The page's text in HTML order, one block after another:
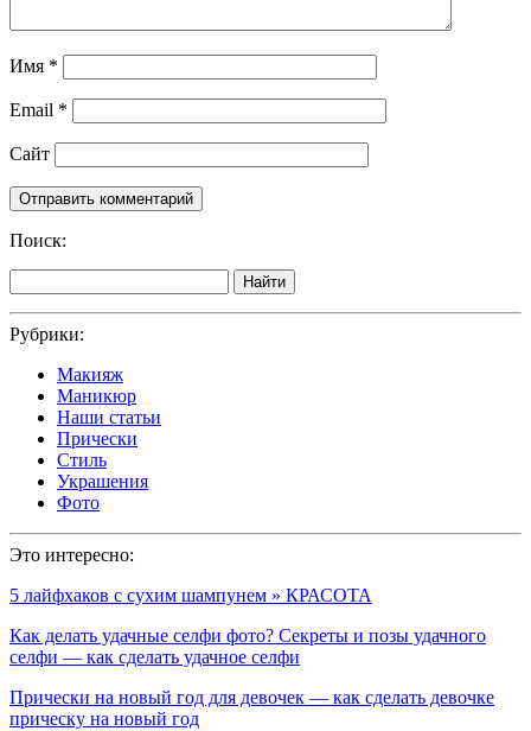
Имя *
Email *
Сайт
Поиск:
Найти
Рубрики:
Макияж
Маникюр
Наши статьи
Прически
Стиль
Украшения
Фото
Это интересно:
5 лайфхаков с сухим шампунем » КРАСОТА
Как делать удачные селфи фото? Секреты и позы удачного
селфи — как сделать удачное селфи
Прически на новый год для девочек — как сделать девочке
прическу на новый год